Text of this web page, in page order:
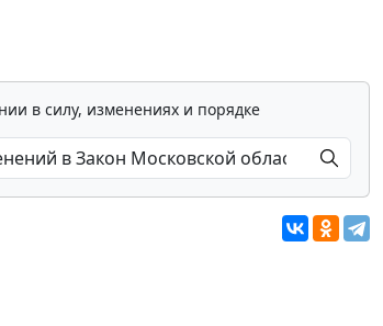
в силу, изменениях и порядке